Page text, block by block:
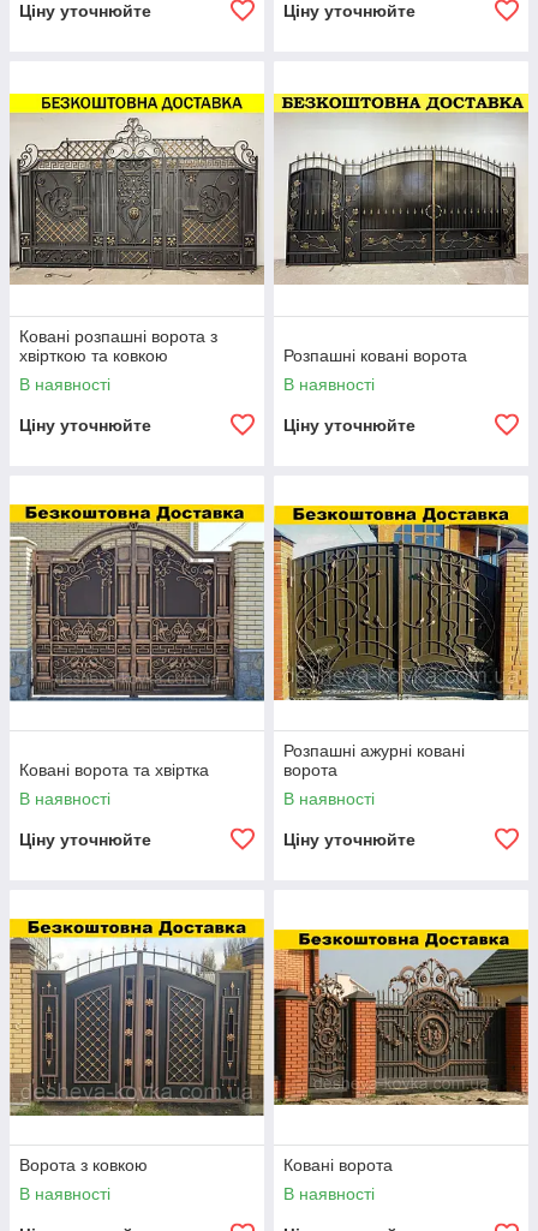
Ціну уточнюйте Ціну уточнюйте
Ковані розпашні ворота з
хвірткою та ковкою
В наявності
Ціну уточнюйте
Розпашні ковані ворота
В наявності
Ціну уточнюйте
Ковані ворота та хвіртка
В наявності
Ціну уточнюйте
Розпашні ажурні ковані
ворота
В наявності
Ціну уточнюйте
Ворота з ковкою
В наявності
Ковані ворота
В наявності